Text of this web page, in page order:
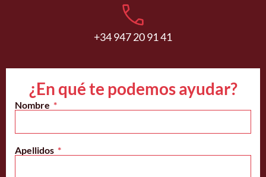
+34 947 20 91 41
¿En qué te podemos ayudar?
Nombre
Apellidos